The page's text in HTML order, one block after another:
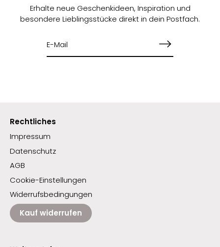
Erhalte neue Geschenkideen, Inspiration und
besondere Lieblingsstücke direkt in dein Postfach.
Rechtliches
Impressum
Datenschutz
AGB
Cookie-Einstellungen
Widerrufsbedingungen
Kauf widerrufen